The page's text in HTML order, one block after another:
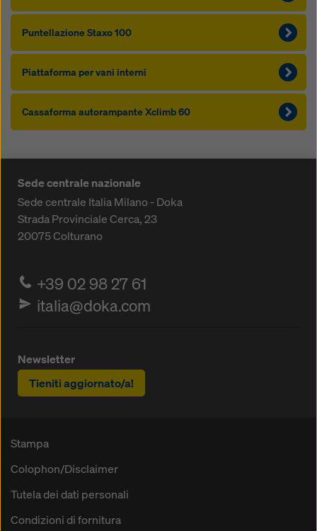
Puntellazione Staxo 100
Piattaforma per vani interni
Cas­saforma autorampante Xclimb 60
Sede centrale nazionale
Sede centrale Italia Milano - Doka
Strada Provinciale Cerca, 23
20075Colturano
+39 02 98 27 61
italia@doka.com
Newsletter
Tieniti aggiornato/a!
Stampa
Colophon/Disclaimer
Tutela dei dati personali
Condizioni di fornitura